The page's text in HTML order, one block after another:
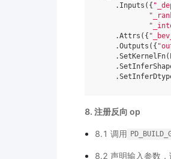
. Inputs ({
.Attrs ({
.Outputs ({
.SetKernelFn(
.
.
8. 注册反向 op
8.1 调用
8.2 声明输入参数，